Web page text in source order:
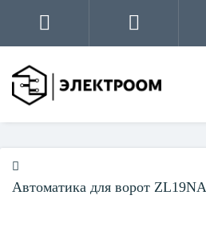
Автоматика для ворот ZL19NA